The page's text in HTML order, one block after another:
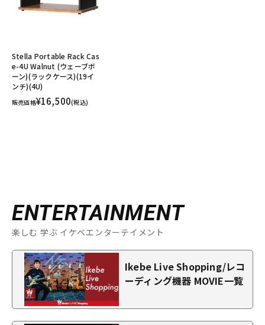
Stella Portable Rack Cas
e-4U Walnut (ウェーブボ
ーン)(ラックケース)(19イ
ンチ)(4U)
販売価格¥16,500(税込)
ENTERTAINMENT
楽しむ 学ぶ イケベエンターテイメント
Ikebe Live Shopping/レコ
ーディング機器 MOVIE一覧